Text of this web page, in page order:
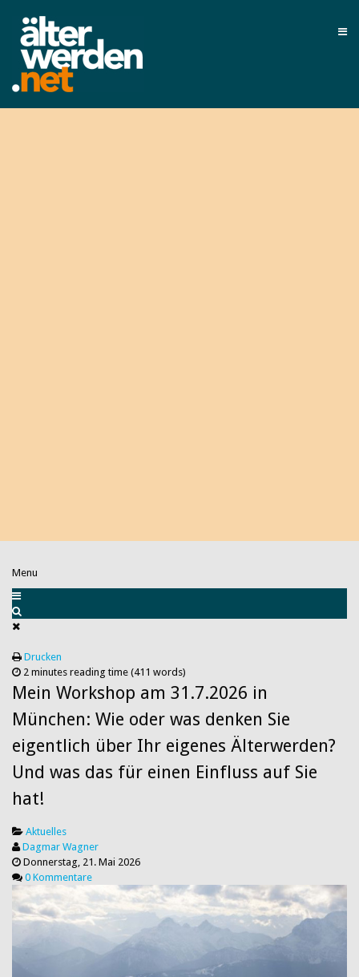
Menu
Drucken
2 minutes reading time (411 words)
Mein Workshop am 31.7.2026 in
München: Wie oder was denken Sie
eigentlich über Ihr eigenes Älterwerden?
Und was das für einen Einfluss auf Sie
hat!
Aktuelles
Dagmar Wagner
Donnerstag, 21. Mai 2026
0 Kommentare